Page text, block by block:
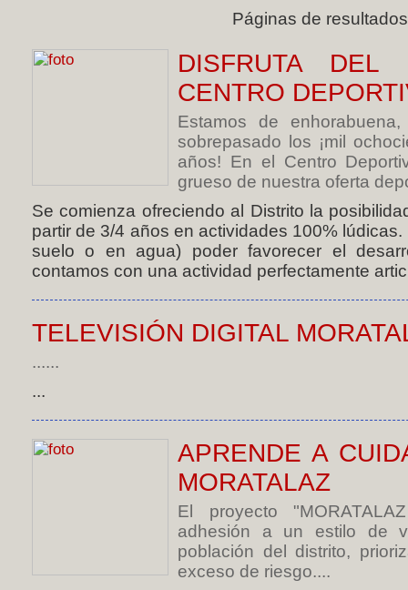
Páginas de
DISFRUTA
CENTRO
Estamos de
sobrepasado los ¡mil
años! En el Centro
grueso de nuestra oferta
Se comienza ofreciendo al Distrito la
partir de 3/4 años en actividades 100%
suelo o en agua) poder favorecer el
contamos con una actividad perfectamente
TELEVISIÓN DIGITAL
......
...
APRENDE A
MORATALAZ
El proyecto
adhesión a un estilo de
población del distrito,
exceso de riesgo....